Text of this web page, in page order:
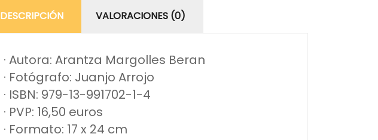
DESCRIPCIÓN VALORACIONES (0)
· Autora: Arantza Margolles Beran
· Fotógrafo: Juanjo Arrojo
· ISBN: 979-13-991702-1-4
· PVP: 16,50 euros
· Formato: 17 x 24 cm